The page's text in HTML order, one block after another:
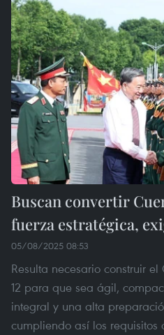
Buscan convertir
fuerza estratégica,
05/08/2025 08:53
Resulta necesario construir
12 para que sea ágil,
integral y una alta
cumpliendo así los